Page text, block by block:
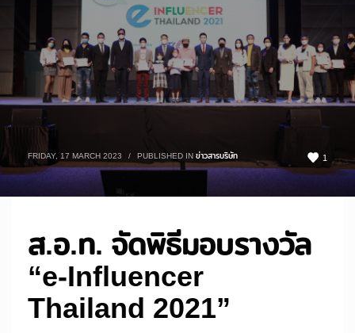
1
FRIDAY, 17 MARCH 2023 / PUBLISHED INข่าวสารบริษัท
ส.อ.ท. จัดพิธีมอบรางวัล
“e-Influencer
Thailand 2021”